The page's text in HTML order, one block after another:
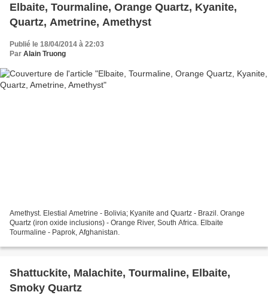
Elbaite, Tourmaline, Orange Quartz, Kyanite,
Quartz, Ametrine, Amethyst
Publié le 18/04/2014 à 22:03
Par Alain Truong
Amethyst. Elestial Ametrine - Bolivia; Kyanite and Quartz - Brazil. Orange
Quartz (iron oxide inclusions) - Orange River, South Africa. Elbaite
Tourmaline - Paprok, Afghanistan.
Shattuckite, Malachite, Tourmaline, Elbaite,
Smoky Quartz